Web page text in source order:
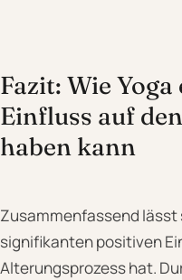
Fazit: Wie
Einfluss auf
haben kann
Zusammenfassend lässt
signifikanten positiven
Alterungsprozess hat.